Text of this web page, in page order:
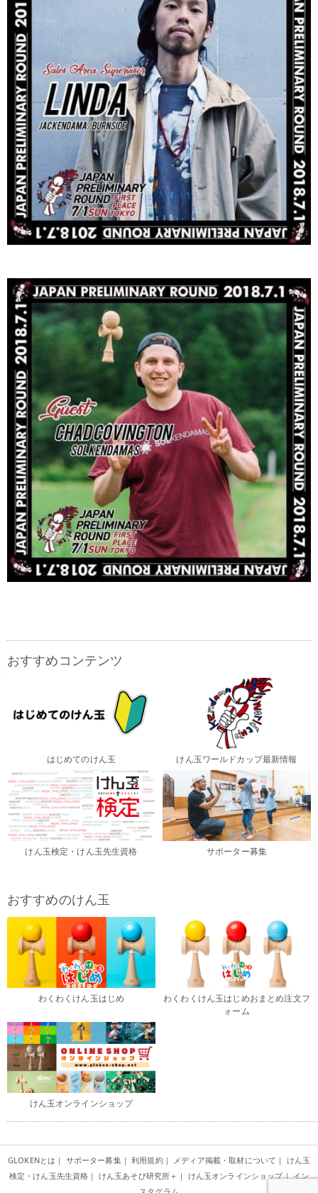
おすすめコンテンツ
はじめてのけん玉 けん玉ワールドカップ最新情報
けん玉検定・けん玉先生資格 サポーター募集
おすすめのけん玉
わくわくけん玉はじめ
わくわくけん玉はじめおまとめ注文フ
ォーム
けん玉オンラインショップ
GLOKENとは ｜ サポーター募集｜ 利用規約｜ メディア掲載・取材について ｜ けん玉
検定・けん玉先生資格 ｜ けん玉あそび研究所＋ ｜ けん玉オンラインショップ｜ イン